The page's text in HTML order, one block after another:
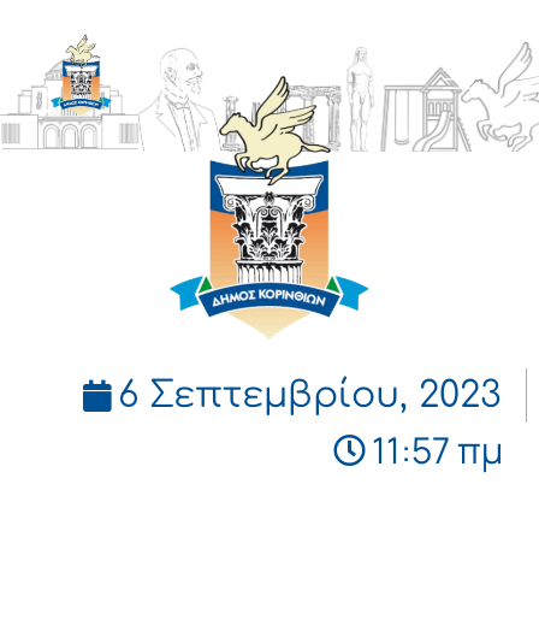
ΔΗΜΟΣ
ΚΟΡΙΝΘΙΩΝ
6 Σεπτεμβρίου, 2023
11:57 πμ